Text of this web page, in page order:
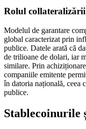
Rolul
Modelul de garantare
global caracterizat prin
publice. Datele arată că
de trilioane de dolari, iar
similare. Prin
companiile emitente
în datoria națională, ceea
publice.
Stablecoinurile